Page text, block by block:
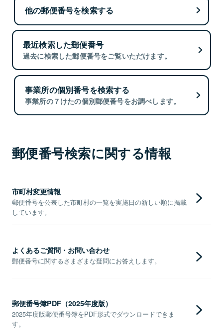
他の郵便番号を検索する
最近検索した郵便番号
過去に検索した郵便番号をご覧いただけます。
事業所の個別番号を検索する
事業所の７けたの個別郵便番号をお調べします。
郵便番号検索に関する情報
市町村変更情報
郵便番号を公表した市町村の一覧を実施日の新しい順に掲載
しています。
よくあるご質問・お問い合わせ
郵便番号に関するさまざまな疑問にお答えします。
郵便番号簿PDF（2025年度版）
2025年度版郵便番号簿をPDF形式でダウンロードできま
す。